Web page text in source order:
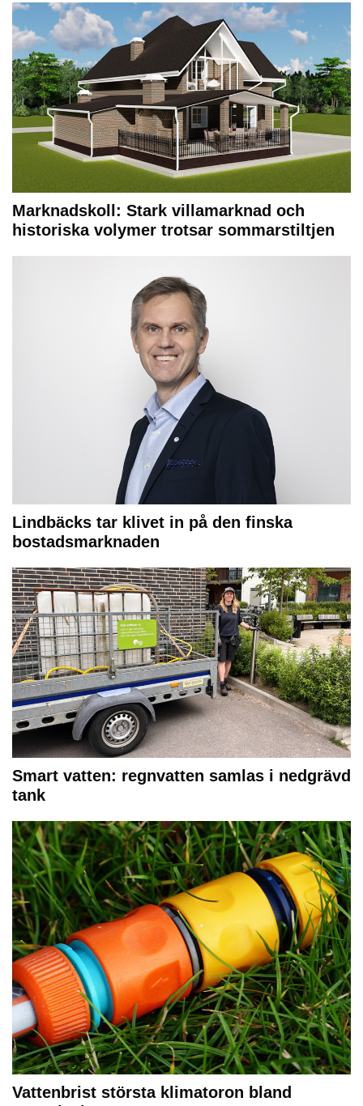
Marknadskoll: Stark villamarknad och
historiska volymer trotsar sommarstiltjen
Lindbäcks tar klivet in på den finska
bostadsmarknaden
Smart vatten: regnvatten samlas i nedgrävd
tank
Vattenbrist största klimatoron bland